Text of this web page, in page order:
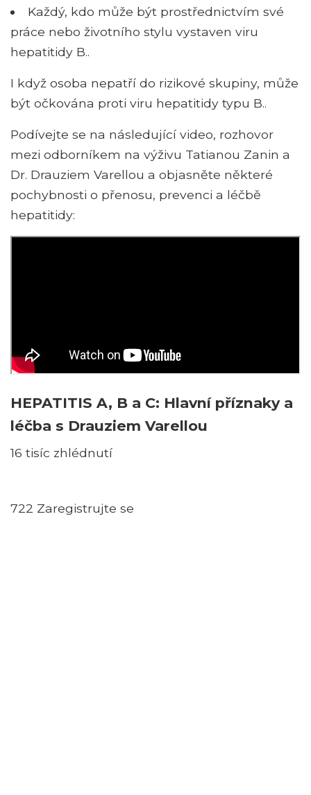
Každý, kdo může být prostřednictvím své
práce nebo životního stylu vystaven viru
hepatitidy B..
I když osoba nepatří do rizikové skupiny, může
být očkována proti viru hepatitidy typu B..
Podívejte se na následující video, rozhovor
mezi odborníkem na výživu Tatianou Zanin a
Dr. Drauziem Varellou a objasněte některé
pochybnosti o přenosu, prevenci a léčbě
hepatitidy:
HEPATITIS A, B a C: Hlavní příznaky a
léčba s Drauziem Varellou
16 tisíc zhlédnutí
722 Zaregistrujte se